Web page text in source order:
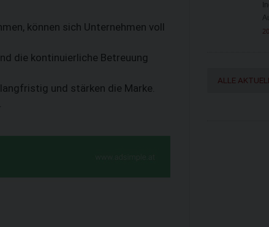
können sich Unternehmen voll
die kontinuierliche Betreuung
und stärken die Marke.
ALLE
SUCHEN